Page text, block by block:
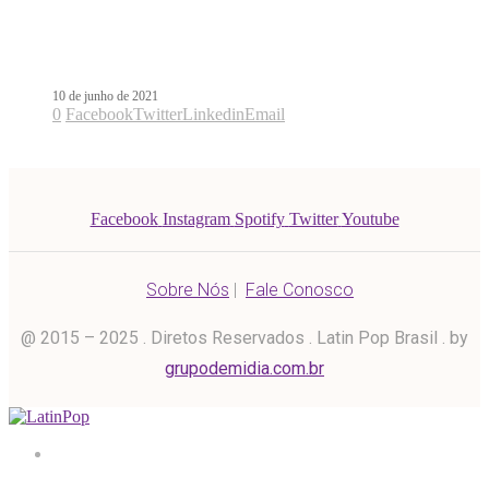
10 de junho de 2021
0 FacebookTwitterLinkedinEmail
Facebook Instagram Spotify Twitter Youtube
Sobre Nós Fale Conosco
@ 2015 – 2025 . Diretos Reservados . Latin Pop Brasil . by
grupodemidia.com.br